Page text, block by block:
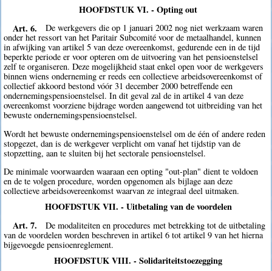
HOOFDSTUK VI. - Opting out
Art. 6.
De werkgevers die op 1 januari 2002 nog niet werkzaam waren
onder het ressort van het Paritair Subcomité voor de metaalhandel, kunnen
in afwijking van artikel 5 van deze overeenkomst, gedurende een in de tijd
beperkte periode er voor opteren om de uitvoering van het pensioenstelsel
zelf te organiseren. Deze mogelijkheid staat enkel open voor de werkgevers
binnen wiens onderneming er reeds een collectieve arbeidsovereenkomst of
collectief akkoord bestond vóór 31 december 2000 betreffende een
ondernemingspensioenstelsel. In dit geval zal de in artikel 4 van deze
overeenkomst voorziene bijdrage worden aangewend tot uitbreiding van het
bewuste ondernemingspensioenstelsel.
Wordt het bewuste ondernemingspensioenstelsel om de één of andere reden
stopgezet, dan is de werkgever verplicht om vanaf het tijdstip van de
stopzetting, aan te sluiten bij het sectorale pensioenstelsel.
De minimale voorwaarden waaraan een opting "out-plan" dient te voldoen
en de te volgen procedure, worden opgenomen als bijlage aan deze
collectieve arbeidsovereenkomst waarvan ze integraal deel uitmaken.
HOOFDSTUK VII. - Uitbetaling van de voordelen
Art. 7.
De modaliteiten en procedures met betrekking tot de uitbetaling
van de voordelen worden beschreven in artikel 6 tot artikel 9 van het hierna
bijgevoegde pensioenreglement.
HOOFDSTUK VIII. - Solidariteitstoezegging